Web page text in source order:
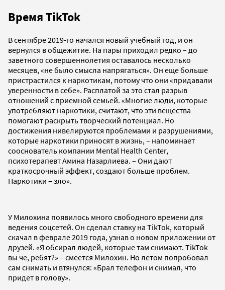
Время TikTok
В сентябре 2019-го начался новый учебный год, и он
вернулся в общежитие. На пары приходил редко – до
заветного совершеннолетия оставалось несколько
месяцев, «не было смысла напрягаться». Он еще больше
пристрастился к наркотикам, потому что они «придавали
уверенности в себе». Расплатой за это стал разрыв
отношений с приемной семьей. «Многие люди, которые
употребляют наркотики, считают, что эти вещества
помогают раскрыть творческий потенциал. Но
достижения нивелируются проблемами и разрушениями,
которые наркотики приносят в жизнь, – напоминает
сооснователь компании Mental Health Center,
психотерапевт Амина Назарлиева. – Они дают
краткосрочный эффект, создают больше проблем.
Наркотики – зло».
У Милохина появилось много свободного времени для
ведения соцсетей. Он сделал ставку на TikTok, который
скачал в феврале 2019 года, узнав о новом приложении от
друзей. «Я обсирал людей, которые там снимают. TikTok
вы че, ребят?» – смеется Милохин. Но летом попробовал
сам снимать и втянулся: «Брал телефон и снимал, что
придет в голову».